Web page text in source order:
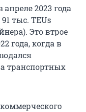
2023 года
тыс. TEUs
Это втрое
года, когда в
транспортных